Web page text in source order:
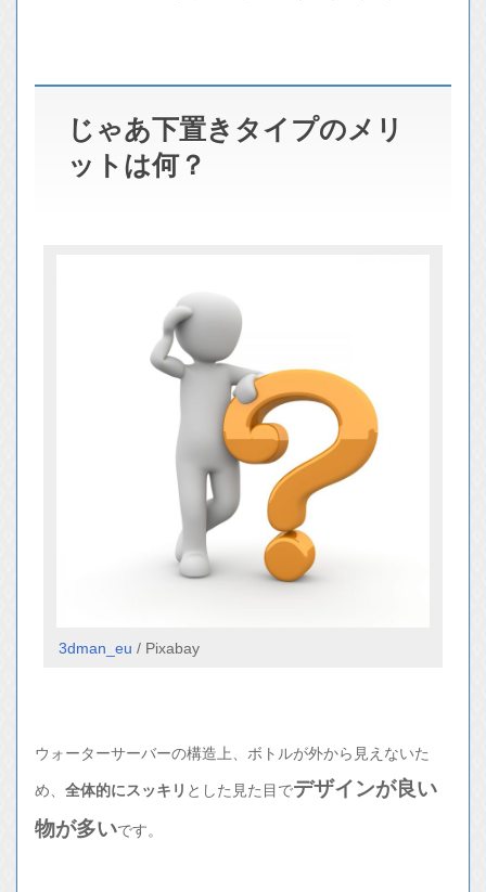
じゃあ下置きタイプのメリ
ットは何？
3dman_eu / Pixabay
ウォーターサーバーの構造上、ボトルが外から見えないた
め、 全体的にスッキリ とした見た目でデザインが良い
物が多いです。